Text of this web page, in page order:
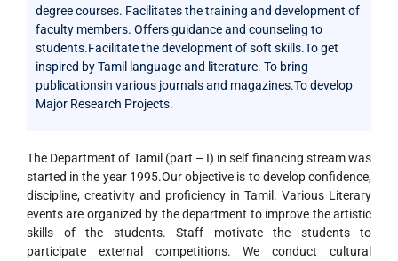
degree courses. Facilitates the training and development of
faculty members. Offers guidance and counseling to
students.Facilitate the development of soft skills.To get
inspired by Tamil language and literature. To bring
publicationsin various journals and magazines.To develop
Major Research Projects.
The Department of Tamil (part – I) in self financing stream was
started in the year 1995.Our objective is to develop confidence,
discipline, creativity and proficiency in Tamil. Various Literary
events are organized by the department to improve the artistic
skills of the students. Staff motivate the students to
participate external competitions. We conduct cultural